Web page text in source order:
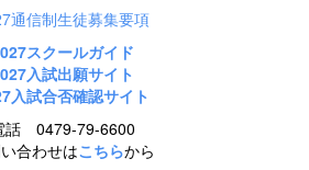
通信制生徒募集要項
スクールガイド
入試出願サイト
入試合否確認サイト
話 0479-79-6600
合わせはこちらから